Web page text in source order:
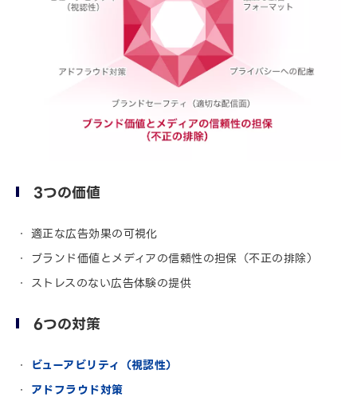
3つの価値
適正な広告効果の可視化
ブランド価値とメディアの信頼性の担保（不正の排除）
ストレスのない広告体験の提供
6つの対策
ビューアビリティ（視認性）
アドフラウド対策